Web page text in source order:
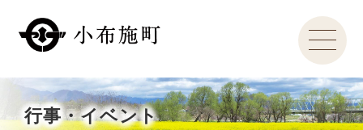
行事・イベント